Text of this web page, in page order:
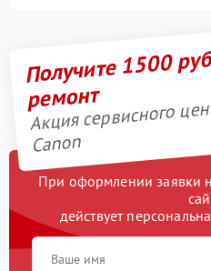
Получите 1500
ремонт
Акция сервисного
Canon
При оформлении заявки
действует